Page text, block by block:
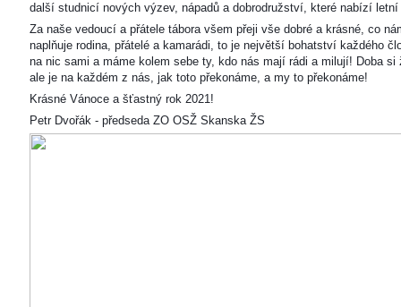
další studnicí nových výzev, nápadů a dobrodružství, které nabízí letní
Za naše vedoucí a přátele tábora všem přeji vše dobré a krásné, co
naplňuje rodina, přátelé a kamarádi, to je největší bohatství každého
na nic sami a máme kolem sebe ty, kdo nás mají rádi a milují! Doba
ale je na každém z nás, jak toto překonáme, a my to překonáme!
Krásné Vánoce a šťastný rok 2021!
Petr Dvořák - předseda ZO OSŽ Skanska ŽS